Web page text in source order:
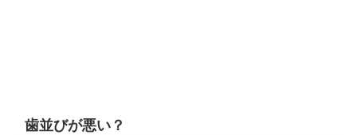
歯並びが悪い？